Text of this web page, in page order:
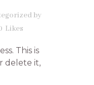
by
Likes
This is
delete it,